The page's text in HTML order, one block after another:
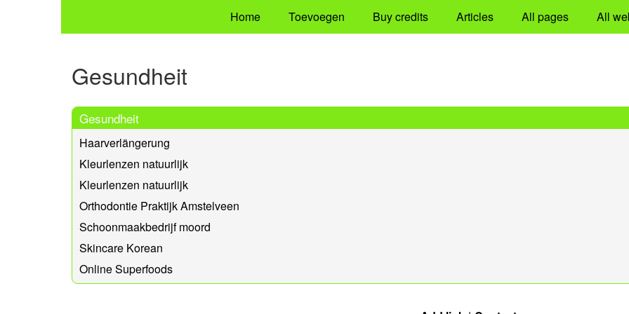
Home Toevoegen Buy credits Articles All pages All
Gesundheit
Gesundheit
Haarverlängerung
Kleurlenzen natuurlijk
Kleurlenzen natuurlijk
Orthodontie Praktijk Amstelveen
Schoonmaakbedrijf moord
Skincare Korean
Online Superfoods